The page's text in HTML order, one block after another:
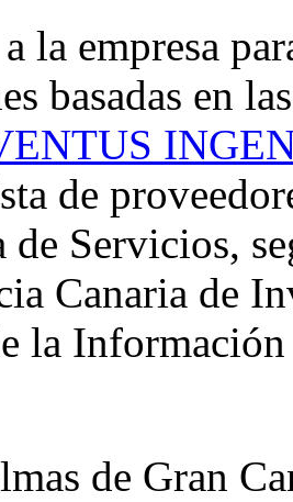
la empresa
basadas en
de
de Servicios,
Canaria de
la
de Gran